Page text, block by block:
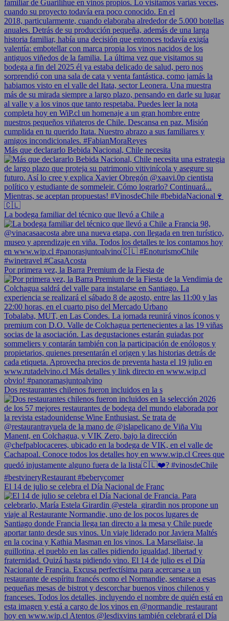
Más que declararlo Bebida Nacional, Chile necesita
La bodega familiar del técnico que llevó a Chile a
Por primera vez, la Barra Premium de la Fiesta de
Dos restaurantes chilenos fueron incluidos en la s
El 14 de julio se celebra el Día Nacional de Franc